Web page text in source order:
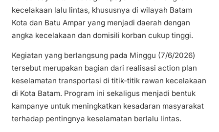
kecelakaan lalu lintas, khususnya di wilayah Batam
Kota dan Batu Ampar yang menjadi daerah dengan
angka kecelakaan dan domisili korban cukup tinggi.
Kegiatan yang berlangsung pada Minggu (7/6/2026)
tersebut merupakan bagian dari realisasi action plan
keselamatan transportasi di titik-titik rawan kecelakaan
di Kota Batam. Program ini sekaligus menjadi bentuk
kampanye untuk meningkatkan kesadaran masyarakat
terhadap pentingnya keselamatan berlalu lintas.